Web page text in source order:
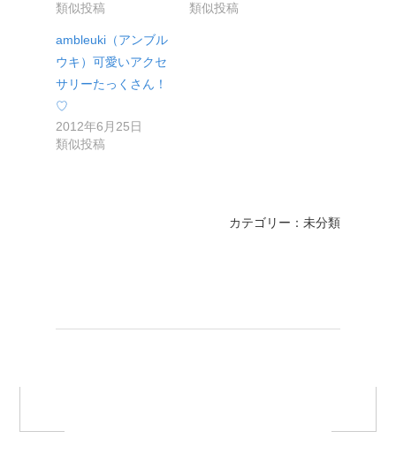
類似投稿
類似投稿
ambleuki（アンブル
ウキ）可愛いアクセ
サリーたっくさん！
♡
2012年6月25日
類似投稿
カテゴリー：未分類